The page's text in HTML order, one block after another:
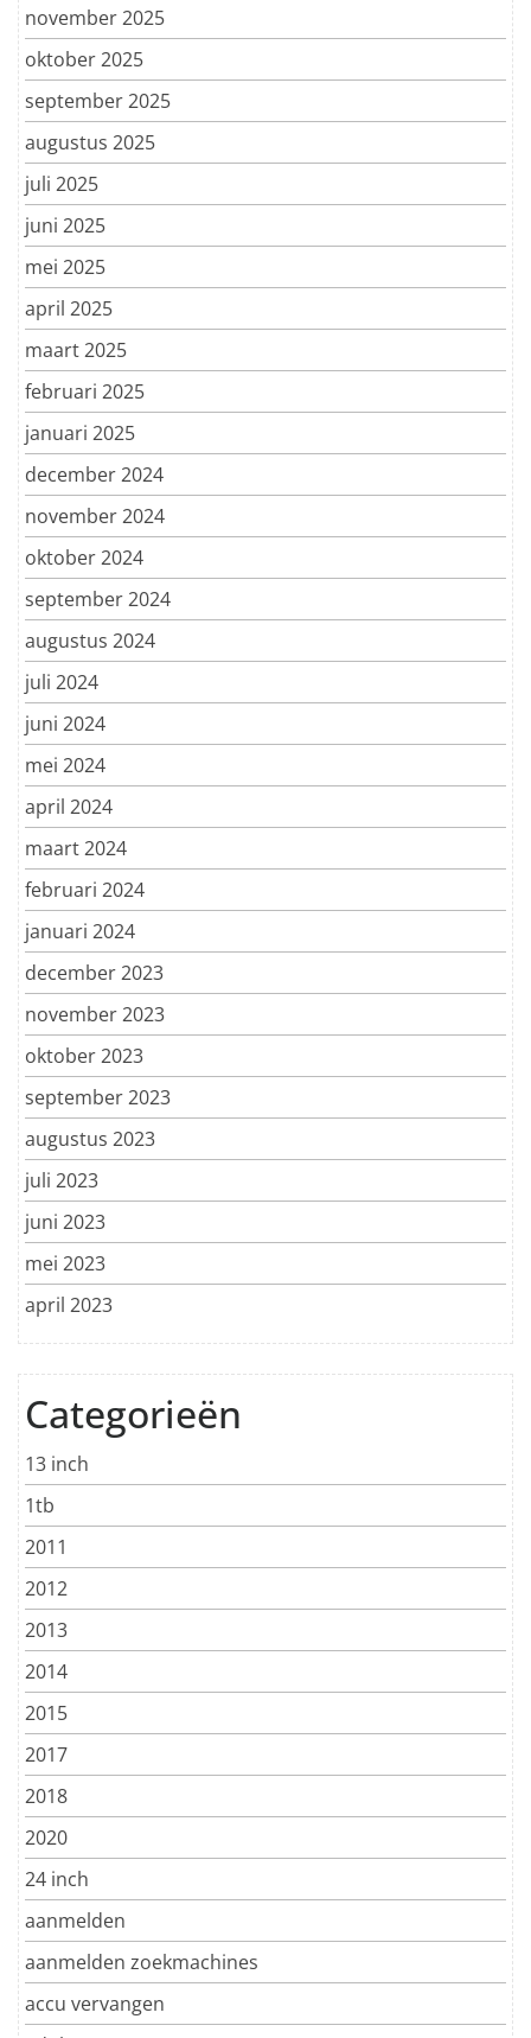
november 2025
oktober 2025
september 2025
augustus 2025
juli 2025
juni 2025
mei 2025
april 2025
maart 2025
februari 2025
januari 2025
december 2024
november 2024
oktober 2024
september 2024
augustus 2024
juli 2024
juni 2024
mei 2024
april 2024
maart 2024
februari 2024
januari 2024
december 2023
november 2023
oktober 2023
september 2023
augustus 2023
juli 2023
juni 2023
mei 2023
april 2023
Categorieën
13 inch
1tb
2011
2012
2013
2014
2015
2017
2018
2020
24 inch
aanmelden
aanmelden zoekmachines
accu vervangen